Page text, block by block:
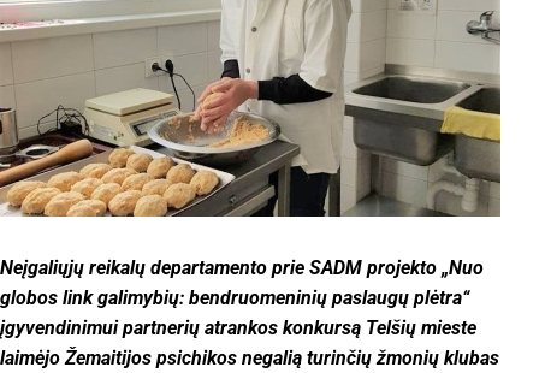
Neįgaliųjų reikalų departamento prie SADM projekto „Nuo
globos link galimybių: bendruomeninių paslaugų plėtra“
įgyvendinimui partnerių atrankos konkursą Telšių mieste
laimėjo Žemaitijos psichikos negalią turinčių žmonių klubas